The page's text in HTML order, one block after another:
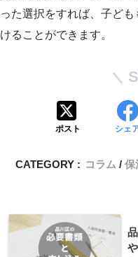
った選択をすれば、子ど
けることができます。
ポスト シェ
CATEGORY : コラム 保